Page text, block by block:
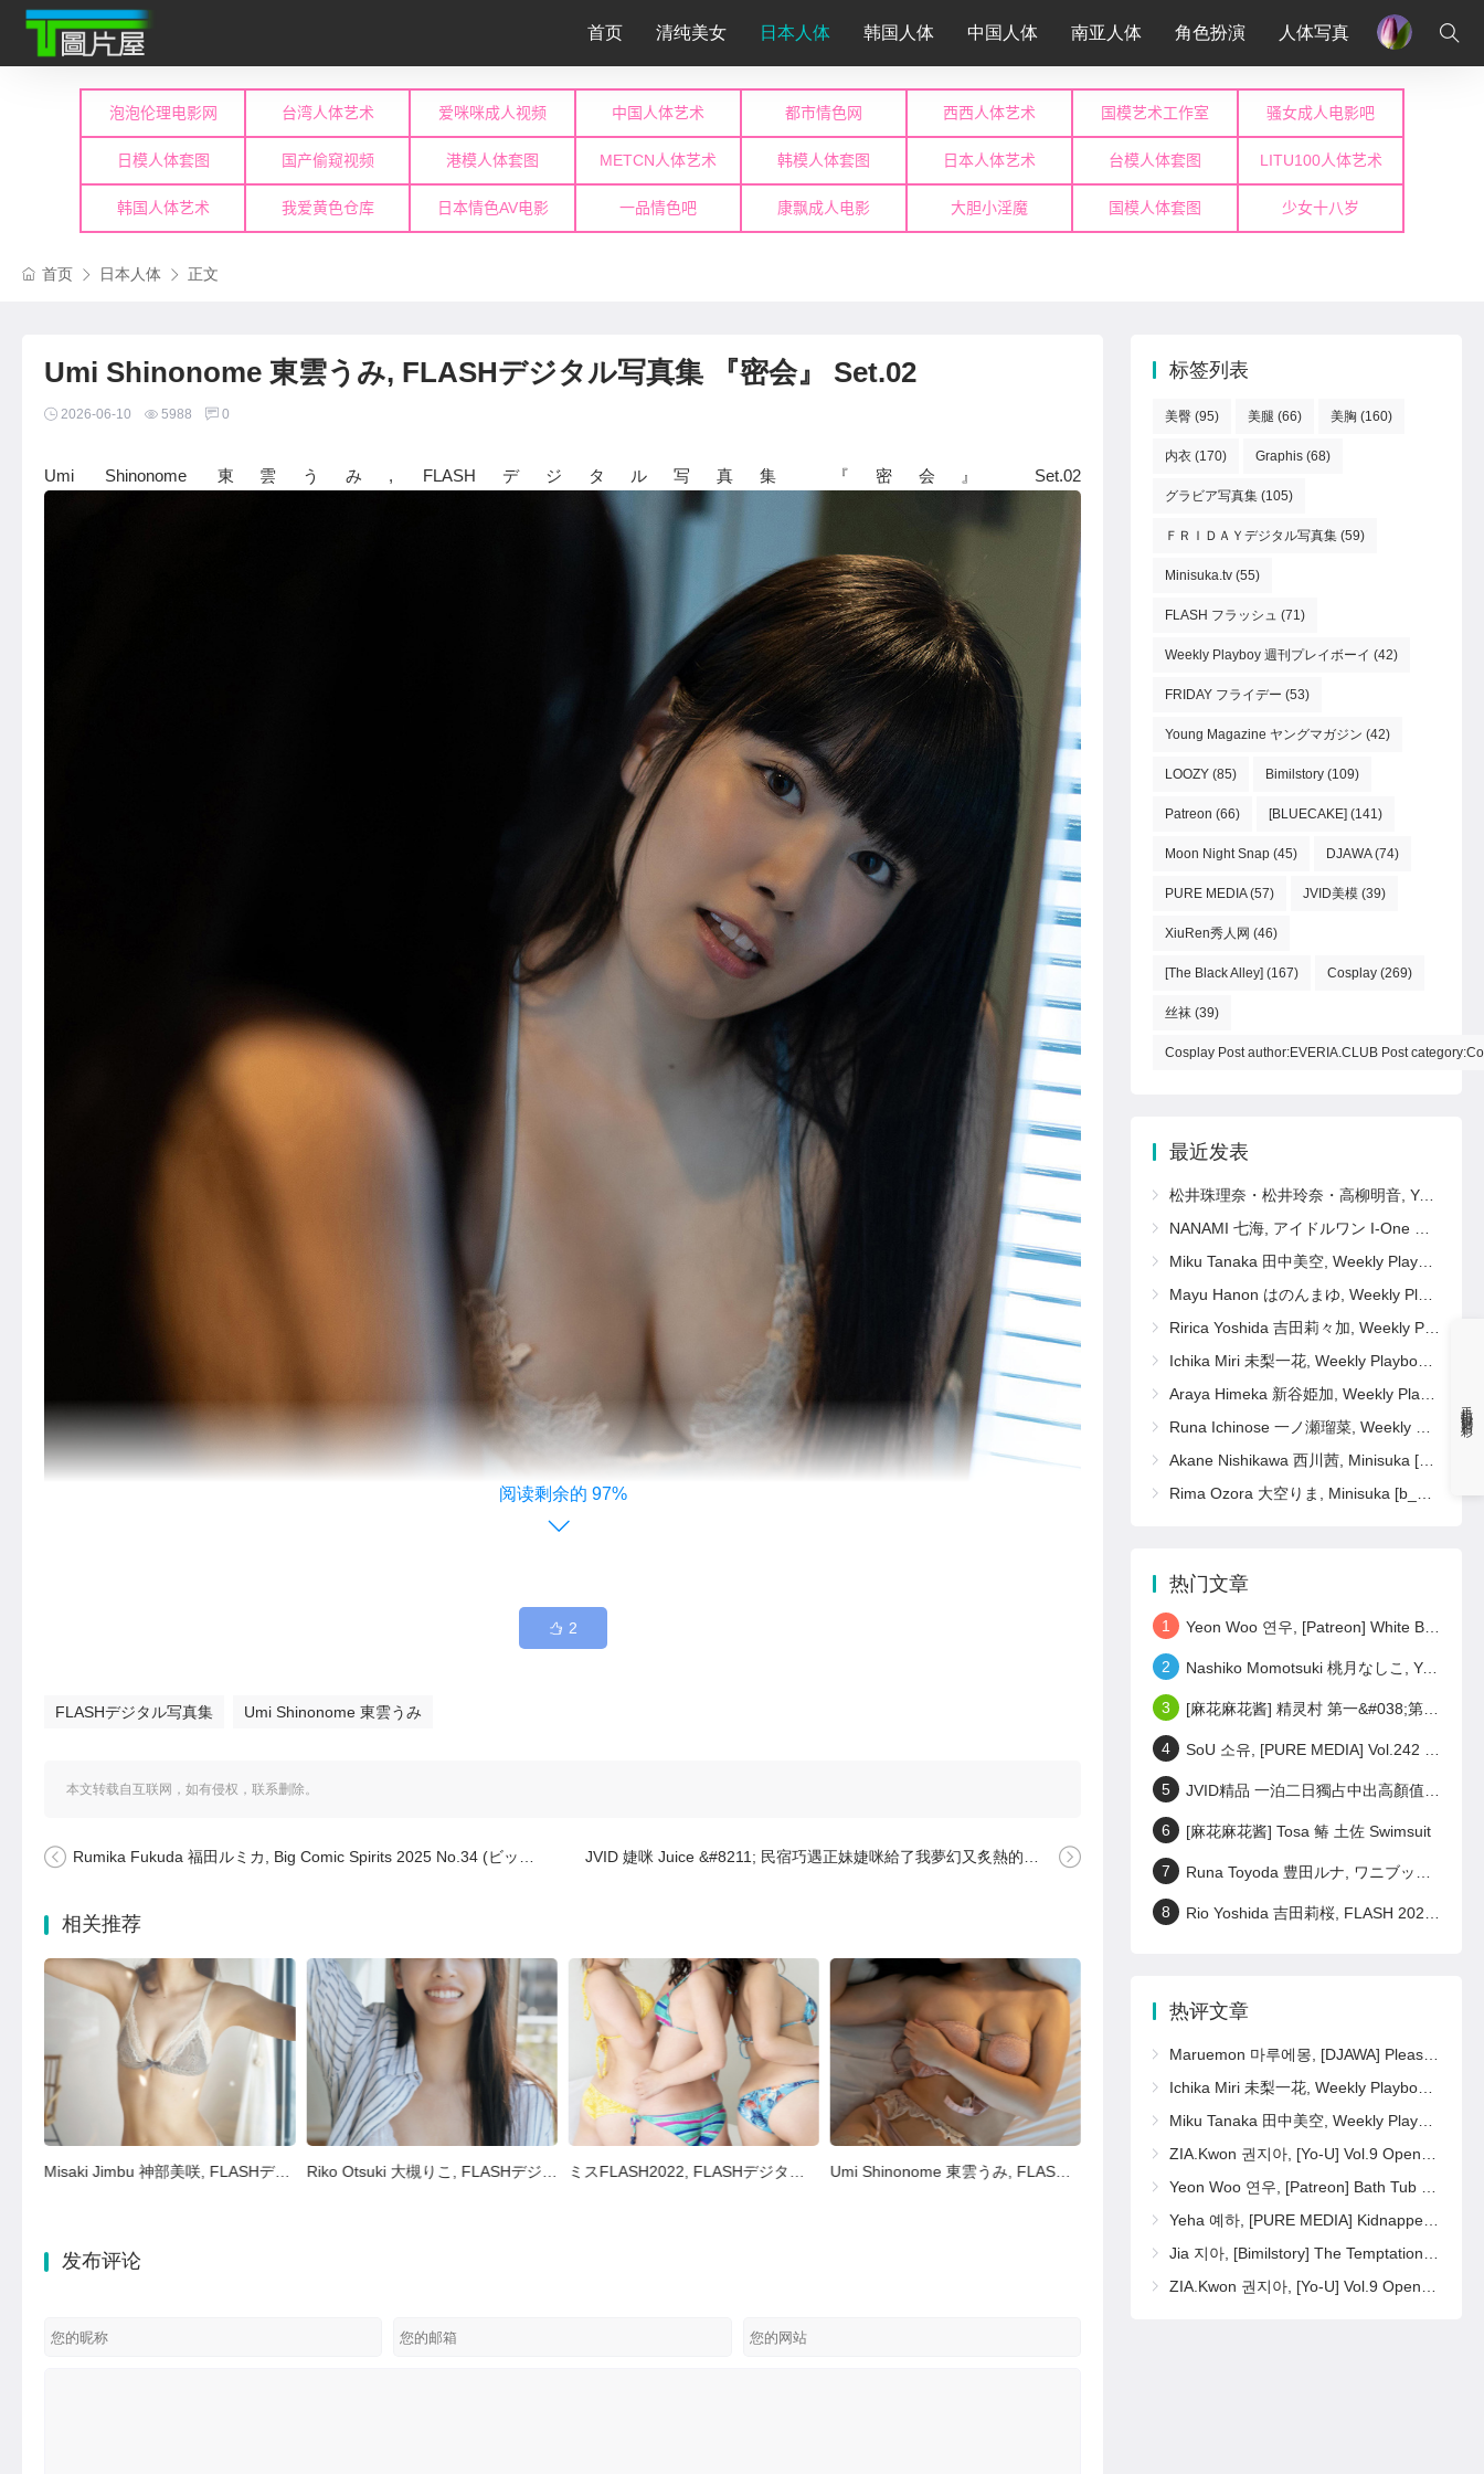
首页 清纯美女 日本人体 韩国人体 中国人体 南亚人体 角色扮演 人体写真
手机扫码更精彩
首页 日本人体 正文
Umi Shinonome 東雲うみ, FLASHデジタル写真集 『密会』 Set.02
2026-06-10 5988 0
Umi Shinonome 東雲うみ, FLASHデジタル写真集 『密会』 Set.02
97%
2
FLASHデジタル写真集 Umi Shinonome 東雲うみ
本文转载自互联网，如有侵权，联系删除。
Rumika Fukuda 福田ルミカ, Big Comic Spirits 2025 No.34 (ビッグコミックスピリッツ 2025年34号) JVID 婕咪 Juice &#8211; 民宿巧遇正妹婕咪給了我夢幻又炙熱的假期 Set.03
相关推荐
Misaki Jimbu 神部美咲, FLASHデジタル写真集 『ここだけの話 vol.1』 Set.03 Riko Otsuki 大槻りこ, FLASHデジタル写真集 『朝陽と&#8230;』 Set.01 ミスFLASH2022, FLASHデジタル写真集 [新世代] Set.02 Umi Shinonome 東雲うみ, FLASHデジタル写真集 『密会』 Set.01
发布评论
标签列表
美臀 (95) 美腿 (66) 美胸 (160)
内衣 (170) Graphis (68)
グラビア写真集 (105)
ＦＲＩＤＡＹデジタル写真集 (59)
Minisuka.tv (55)
FLASH フラッシュ (71)
Weekly Playboy 週刊プレイボーイ (42)
FRIDAY フライデー (53)
Young Magazine ヤングマガジン (42)
LOOZY (85) Bimilstory (109)
Patreon (66) [BLUECAKE] (141)
Moon Night Snap (45) DJAWA(74)
PURE MEDIA(57) JVID美模 (39)
XiuRen秀人网 (46)
[The Black Alley] (167) Cosplay (269)
丝袜 (39)
Cosplay Post author:EVERIA.CLUB Post
最近发表
松井珠理奈・松井玲奈・高柳明音, Young Animal 2011 No.11 (ヤングアニマル 2011年11号)
NANAMI 七海, アイドルワン I-One サンプル版 おしえて！ななみ先生
Miku Tanaka 田中美空, Weekly Playboy 2025 No.16 (週刊プレイボーイ 2025年16号)
Mayu Hanon はのんまゆ, Weekly Playboy 2025 No.16 (週刊プレイボーイ 2025年16号)
Ririca Yoshida 吉田莉々加, Weekly Playboy 2025 No.16 (週刊プレイボーイ 2025年16号)
Ichika Miri 未梨一花, Weekly Playboy 2025 No.16 (週刊プレイボーイ 2025年16号)
Araya Himeka 新谷姫加, Weekly Playboy 2025 No.16 (週刊プレイボーイ 2025年16号)
Runa Ichinose 一ノ瀬瑠菜, Weekly Playboy 2025 No.16 (週刊プレイボーイ 2025年16号)
Akane Nishikawa 西川茜, Minisuka [b_gen_ppv01_nishikawa_a14]
Rima Ozora 大空りま, Minisuka [b_gen_ppv01_ozora_r16]
热门文章
1 Yeon Woo 연우, [Patreon] White Bodysuit Set.02
2 Nashiko Momotsuki 桃月なしこ, Young Magazine 2023 No.28 (ヤングマガジン 2023年28号)
3 [麻花麻花酱] 精灵村 第一&#038;第三村人 Elf Village
4 SoU 소유, [PURE MEDIA] Vol.242 누드 디지털화보 Set.01
5 JVID精品 一泊二日獨占中出高顏值美女偷情之旅 激戰泡溫泉SEX啪啪啪! Set.02
6 [麻花麻花酱] Tosa 䲠 土佐 Swimsuit
7 Runa Toyoda 豊田ルナ, ワニブックス デジタル写真集 『 君の笑顔が好きなんだ 』 Set.01
8 Rio Yoshida 吉田莉桜, FLASH 2023.06.27 (フラッシュ 2023年6月27日号)
热评文章
Maruemon 마루에몽, [DJAWA] Please Sister Pearl
Ichika Miri 未梨一花, Weekly Playboy 2025 No.16 (週刊プレイボーイ 2025年16号)
Miku Tanaka 田中美空, Weekly Playboy 2025 No.16 (週刊プレイボーイ 2025年16号)
ZIA.Kwon 권지아, [Yo-U] Vol.9 Open Set.01
Yeon Woo 연우, [Patreon] Bath Tub Set.03
Yeha 예하, [PURE MEDIA] Kidnapped Basement Office Girl Set.02
Jia 지아, [Bimilstory] The Temptation of Black Qipao Set.02
ZIA.Kwon 권지아, [Yo-U] Vol.9 Open Set.02